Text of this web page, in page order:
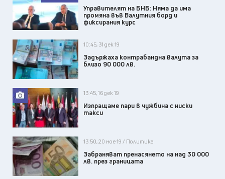
Управителят на БНБ: Няма да има
промяна във Валутния борд и
фиксирания курс
10:45, 31 дек 19
Задържаха контрабандна валута за
близо 90 000 лв.
13:45, 16 дек 19
Изпращаме пари в чужбина с ниски
такси
13:50, 20 ное 19 / Политика
Забраняват пренасянето на над 30 000
лв. през границата